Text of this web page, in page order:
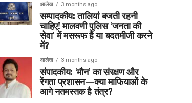
आलेख 3 months ago
सम्पादकीय: तालियां बजती रहनी
चाहिए! मालवणी पुलिस ‘जनता की
सेवा’ में मसरूफ है या बदतमीजी करने
में?
आलेख 3 months ago
संपादकीय: ‘मौन’ का संरक्षण और
रेंगता प्रशासन—क्या माफियाओं के
आगे नतमस्तक है तंत्र?